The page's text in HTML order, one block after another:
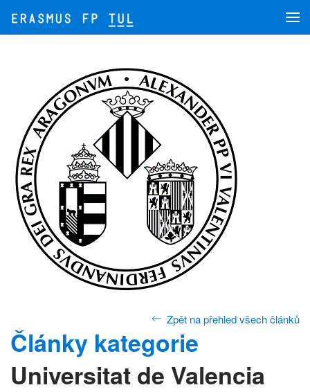
Přejít na hlavní obsah
Zpět na přehled všech článků
Články kategorie
Universitat de Valencia